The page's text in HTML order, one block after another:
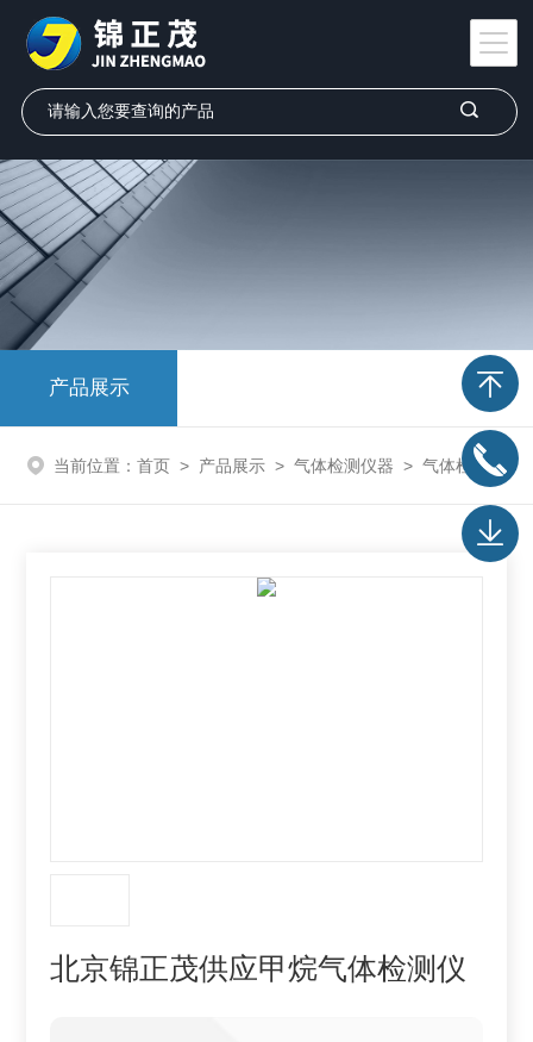
产品展示
当前位置： 首页 > 产品展示 > 气体检测仪器 > 气体检测报警仪
北京锦正茂供应甲烷气体检测仪